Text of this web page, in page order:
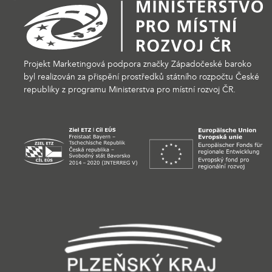
Projekt Marketingová podpora značky Západočeské baroko
byl realizován za přispění prostředků státního rozpočtu České
republiky z programu Ministerstva pro místní rozvoj ČR.